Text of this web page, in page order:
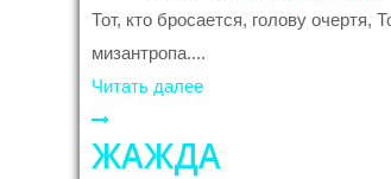
Тот, кто бросается, голову очертя,
мизантропа....
Читать далее
ЖАЖДА